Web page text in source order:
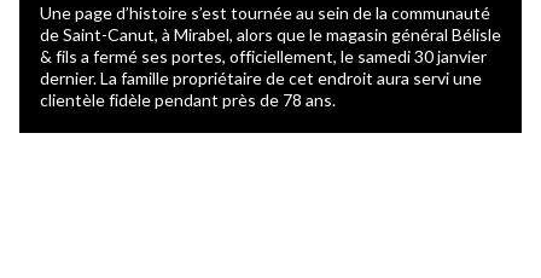
Une page d’histoire s’est tournée au sein de la communauté
de Saint-Canut, à Mirabel, alors que le magasin général Bélisle
& fils a fermé ses portes, officiellement, le samedi 30 janvier
dernier. La famille propriétaire de cet endroit aura servi une
clientèle fidèle pendant près de 78 ans.